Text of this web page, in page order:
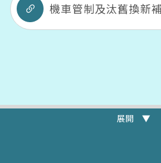
機車管制及汰舊換新
展開 ▼